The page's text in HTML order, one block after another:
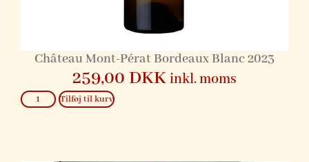
Château Mont-Pérat Bordeaux Blanc 2023
259,00 DKKinkl. moms
Tilføj til kurv